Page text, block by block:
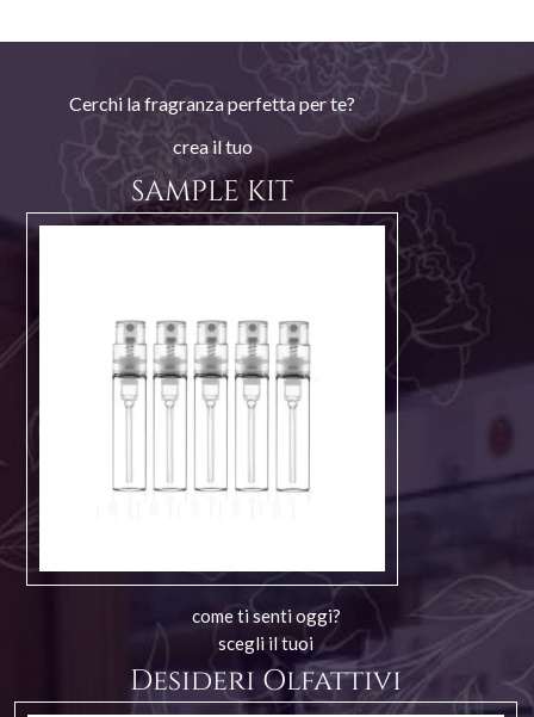
Cerchi la fragranza perfetta per te?
crea il tuo
SAMPLE KIT
come ti senti oggi?
scegli il tuoi
Desideri Olfattivi